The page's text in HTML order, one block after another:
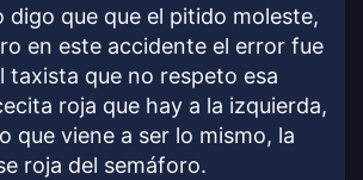
digo que que el pitido moleste,
en este accidente el error fue
taxista que no respeto esa
roja que hay a la izquierda,
que viene a ser lo mismo, la
roja del semáforo.